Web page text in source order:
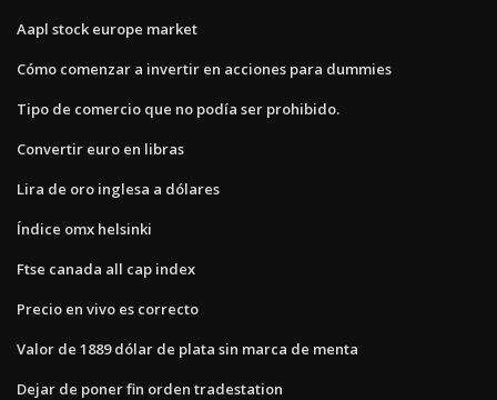
Aapl stock europe market
Cómo comenzar a invertir en acciones para dummies
Tipo de comercio que no podía ser prohibido.
Convertir euro en libras
Lira de oro inglesa a dólares
Índice omx helsinki
Ftse canada all cap index
Precio en vivo es correcto
Valor de 1889 dólar de plata sin marca de menta
Dejar de poner fin orden tradestation